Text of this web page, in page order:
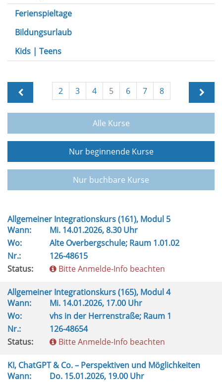
Ferienspieltage
Bildungsurlaub
Kids | Teens
2 3 4 5 6 7 8
Alle Kurse
Nur beginnende Kurse
Nur buchbare Kurse
Allgemeiner Integrationskurs (161), Modul 5
Wann:
Mi. 14.01.2026, 8.30 Uhr
Wo:
Alte Overbergschule; Raum 1.01.02
Nr.:
126-48615
Status:
Bitte Anmelde-Info beachten
Allgemeiner Integrationskurs (165), Modul 4
Wann:
Mi. 14.01.2026, 17.00 Uhr
Wo:
vhs in der Herrenstraße; Raum 1
Nr.:
126-48654
Status:
Bitte Anmelde-Info beachten
KI, ChatGPT & Co. – Perspektiven und Möglichkeiten
Wann:
Do. 15.01.2026, 19.00 Uhr